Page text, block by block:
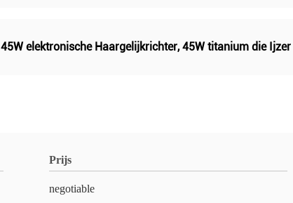
45W elektronische Haargelijkrichter,45W titanium die
Prijs
negotiable